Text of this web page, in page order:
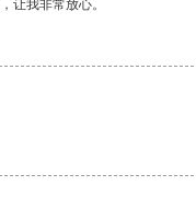
让我非常放心。